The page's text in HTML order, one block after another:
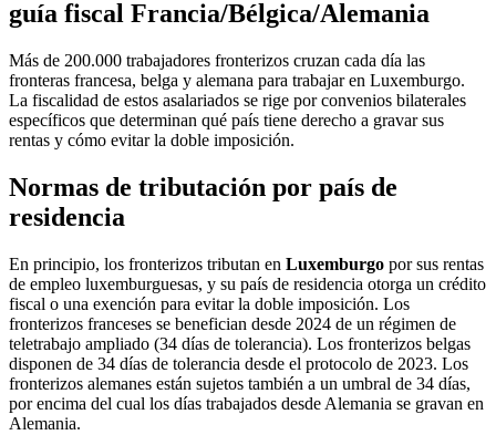
guía fiscal Francia/Bélgica/Alemania
Más de 200.000 trabajadores fronterizos cruzan cada día las
fronteras francesa, belga y alemana para trabajar en Luxemburgo.
La fiscalidad de estos asalariados se rige por convenios bilaterales
específicos que determinan qué país tiene derecho a gravar sus
rentas y cómo evitar la doble imposición.
Normas de tributación por país de
residencia
En principio, los fronterizos tributan en Luxemburgo por sus rentas
de empleo luxemburguesas, y su país de residencia otorga un crédito
fiscal o una exención para evitar la doble imposición. Los
fronterizos franceses se benefician desde 2024 de un régimen de
teletrabajo ampliado (34 días de tolerancia). Los fronterizos belgas
disponen de 34 días de tolerancia desde el protocolo de 2023. Los
fronterizos alemanes están sujetos también a un umbral de 34 días,
por encima del cual los días trabajados desde Alemania se gravan en
Alemania.